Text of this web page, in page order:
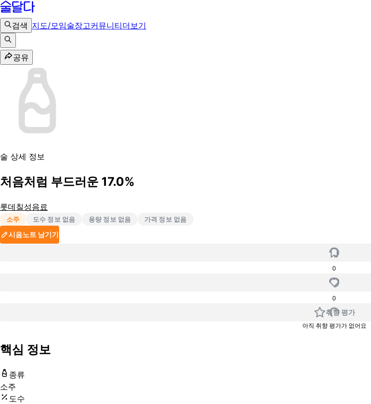
검색 지도/모임술장고커뮤니티더보기
공유
술 상세 정보
처음처럼 부드러운 17.0%
롯데칠성음료
소주 도수 정보 없음 용량 정보 없음 가격 정보 없음
시음노트 남기기
0
0
취향 평가
아직 취향 평가가 없어요
핵심 정보
종류
소주
도수